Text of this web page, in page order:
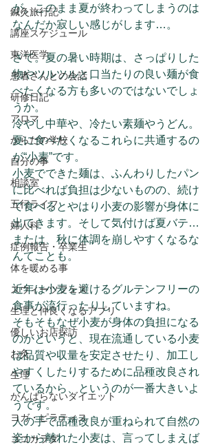
鍼灸旅行記
講座スケジュール
東洋医学
患者さんとの会話
研修日記
アロマ
からだの学校
自分の事
相談室
五行ライフ
婦人科
症例報告・卒業生
体を暖める事
スウィーツフェス
生理と仲良くなるアプリ
優しいお店探訪
お灸
生理
がんばらないダイエット
ヨガ・ピラティス
ココカラダ
が、このまま夏が終わってしまうのは
なんだか寂しい感じがします…。
さて。夏の暑い時期は、さっぱりした
物やツルツルと口当たりの良い麺が食
べたくなる方も多いのではないでしょ
うか。
冷やし中華や、冷たい素麺やうどん。
夏に食べたくなるこれらに共通するの
が“小麦”です。
小麦でできた麺は、ふんわりしたパン
に比べれば負担は少ないものの、続け
て食べるとやはり小麦の影響が身体に
出てきます。そして気付けば夏バテ…
または、秋に体調を崩しやすくなるな
んてことも。
近年は小麦を避けるグルテンフリーの
食事が流行ったりしていますね。
そもそもなぜ小麦が身体の負担になる
のかというと、現在流通している小麦
は品質や収量を安定させたり、加工し
やすくしたりするために品種改良され
ているから、というのが一番大きいよ
うです。
人の手で品種改良が重ねられて自然の
姿から離れた小麦は、言ってしまえば